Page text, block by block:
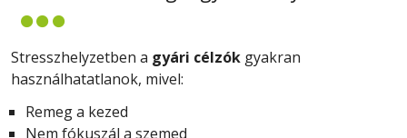
Stresszhelyzetben a gyári célzók gyakran
használhatatlanok, mivel:
Remeg a kezed
Nem fókuszál a szemed